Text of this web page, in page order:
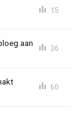
15
aan
36
60